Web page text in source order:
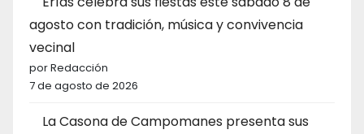
agosto con tradición, música y convivencia
vecinal
por Redacción
7 de agosto de 2026
La Casona de Campomanes presenta sus